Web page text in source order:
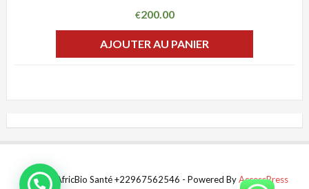
€200.00
AJOUTER AU PANIER
© 2021 AfricBio Santé +22967562546 - Powered ByAccessPress